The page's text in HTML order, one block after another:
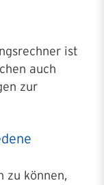
ist
auch
zur
zu können,